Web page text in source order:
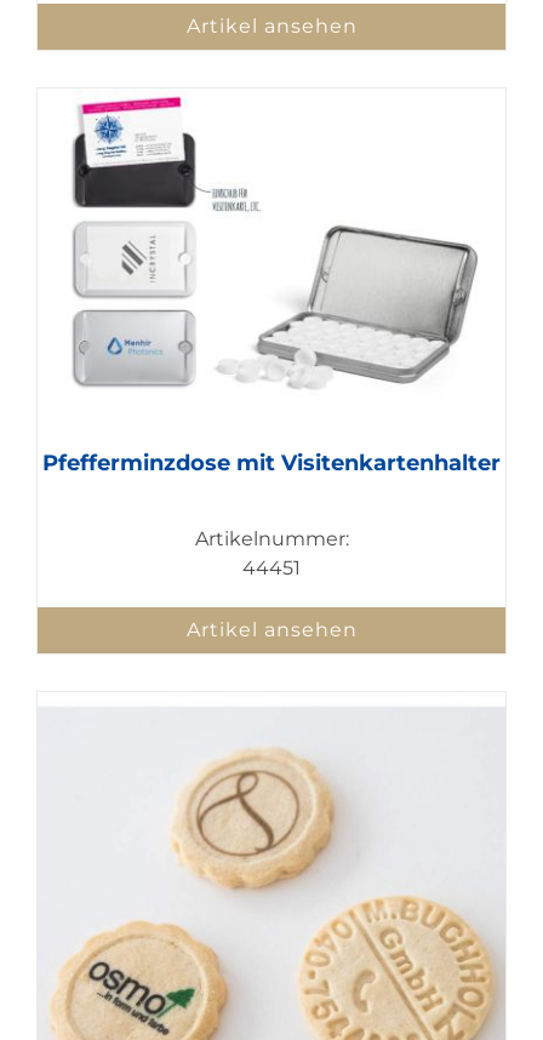
Artikel ansehen
Pfefferminzdose mit Visitenkartenhalter
Artikelnummer:
44451
Artikel ansehen